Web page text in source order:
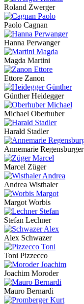
Roland Zwerger
Paolo Cagnan
Hanna Perwanger
Magda Martini
Ettore Zanon
Günther Heidegger
Michael Oberhuber
Harald Stadler
Annemarie Regensburger
Marcel Züger
Andrea Wisthaler
Margot Worbis
Stefan Lechner
Alex Schwazer
Toni Pizzecco
Joachim Moroder
Mauro Bernardi